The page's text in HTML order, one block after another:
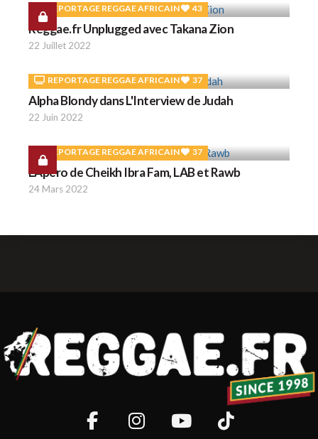
REPORTAGE REGGAE AFRICAIN 43
Reggae.fr Unplugged avec Takana Zion
22 Juillet 2022
REPORTAGE REGGAE AFRICAIN 37
Alpha Blondy dans L'Interview de Judah
22 Juin 2022
REPORTAGE REGGAE AFRICAIN 37
L'Apéro de Cheikh Ibra Fam, LAB et Rawb
24 Mars 2022